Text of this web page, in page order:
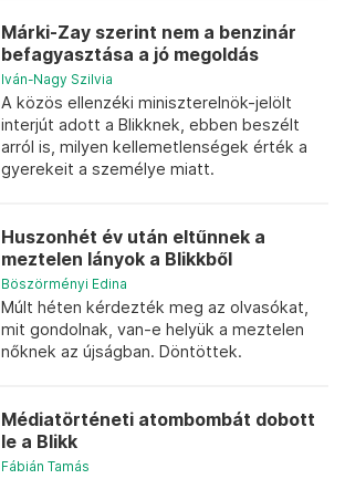
Márki-Zay szerint nem a benzinár
befagyasztása a jó megoldás
Iván-Nagy Szilvia
A közös ellenzéki miniszterelnök-jelölt
interjút adott a Blikknek, ebben beszélt
arról is, milyen kellemetlenségek érték a
gyerekeit a személye miatt.
Huszonhét év után eltűnnek a
meztelen lányok a Blikkből
Böszörményi Edina
Múlt héten kérdezték meg az olvasókat,
mit gondolnak, van-e helyük a meztelen
nőknek az újságban. Döntöttek.
Médiatörténeti atombombát dobott
le a Blikk
Fábián Tamás